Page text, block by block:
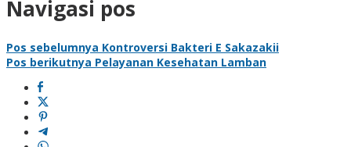
Navigasi pos
Pos sebelumnya Kontroversi Bakteri E Sakazakii
Pos berikutnya Pelayanan Kesehatan Lamban